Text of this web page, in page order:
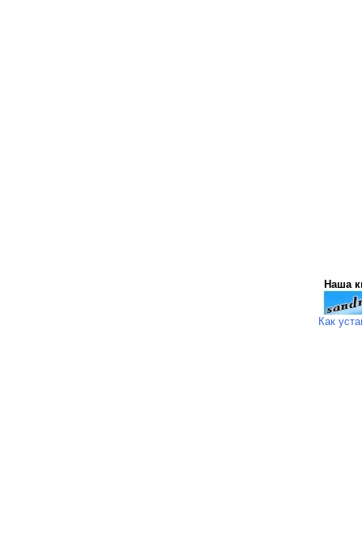
Наша
Как